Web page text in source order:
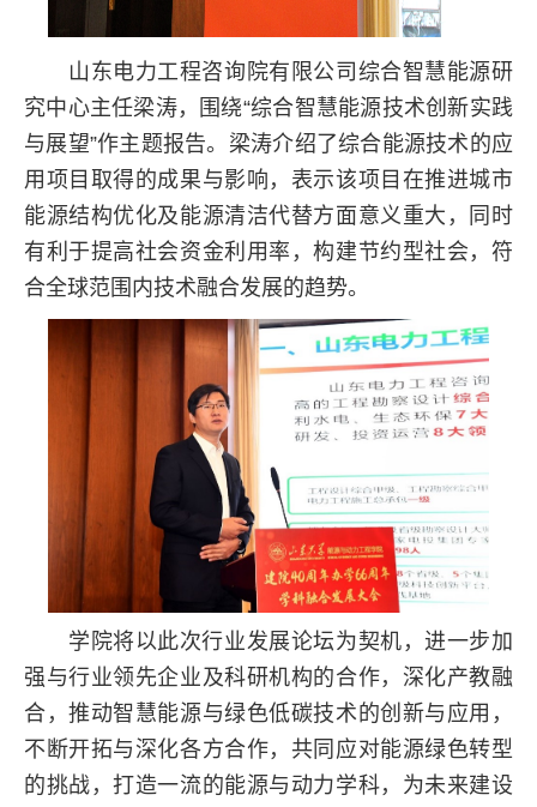
山东电力工程咨询院有限公司综合智慧能源研
究中心主任梁涛，围绕“综合智慧能源技术创新实践
与展望”作主题报告。梁涛介绍了综合能源技术的应
用项目取得的成果与影响，表示该项目在推进城市
能源结构优化及能源清洁代替方面意义重大，同时
有利于提高社会资金利用率，构建节约型社会，符
合全球范围内技术融合发展的趋势。
学院将以此次行业发展论坛为契机，进一步加
强与行业领先企业及科研机构的合作，深化产教融
合，推动智慧能源与绿色低碳技术的创新与应用，
不断开拓与深化各方合作，共同应对能源绿色转型
的挑战，打造一流的能源与动力学科，为未来建设